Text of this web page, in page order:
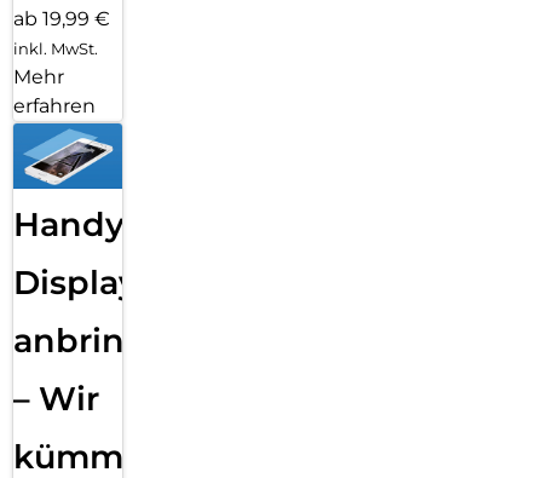
ab 19,99 €
inkl. MwSt.
Mehr
erfahren
Handy
Displayfolie
anbringen
– Wir
kümmern